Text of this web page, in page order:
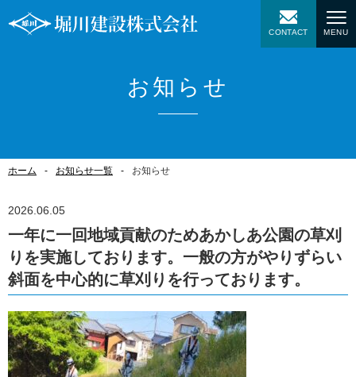
CONTACT MENU
お知らせ
ホーム お知らせ一覧 お知らせ
2026.06.05
一年に一回地域貢献のためあかしあ公園の草刈
りを実施しております。一般の方がやりずらい
斜面を中心的に草刈りを行っております。